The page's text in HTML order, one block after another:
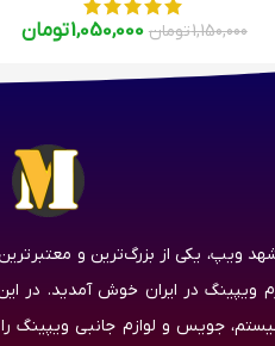
1,150,000تومان 1,050,000تومان
ویپ، یکی از بزرگ‌ترین و
ویپینگ در ایران خوش آمدید. در
جویس و لوازم جانبی ویپینگ